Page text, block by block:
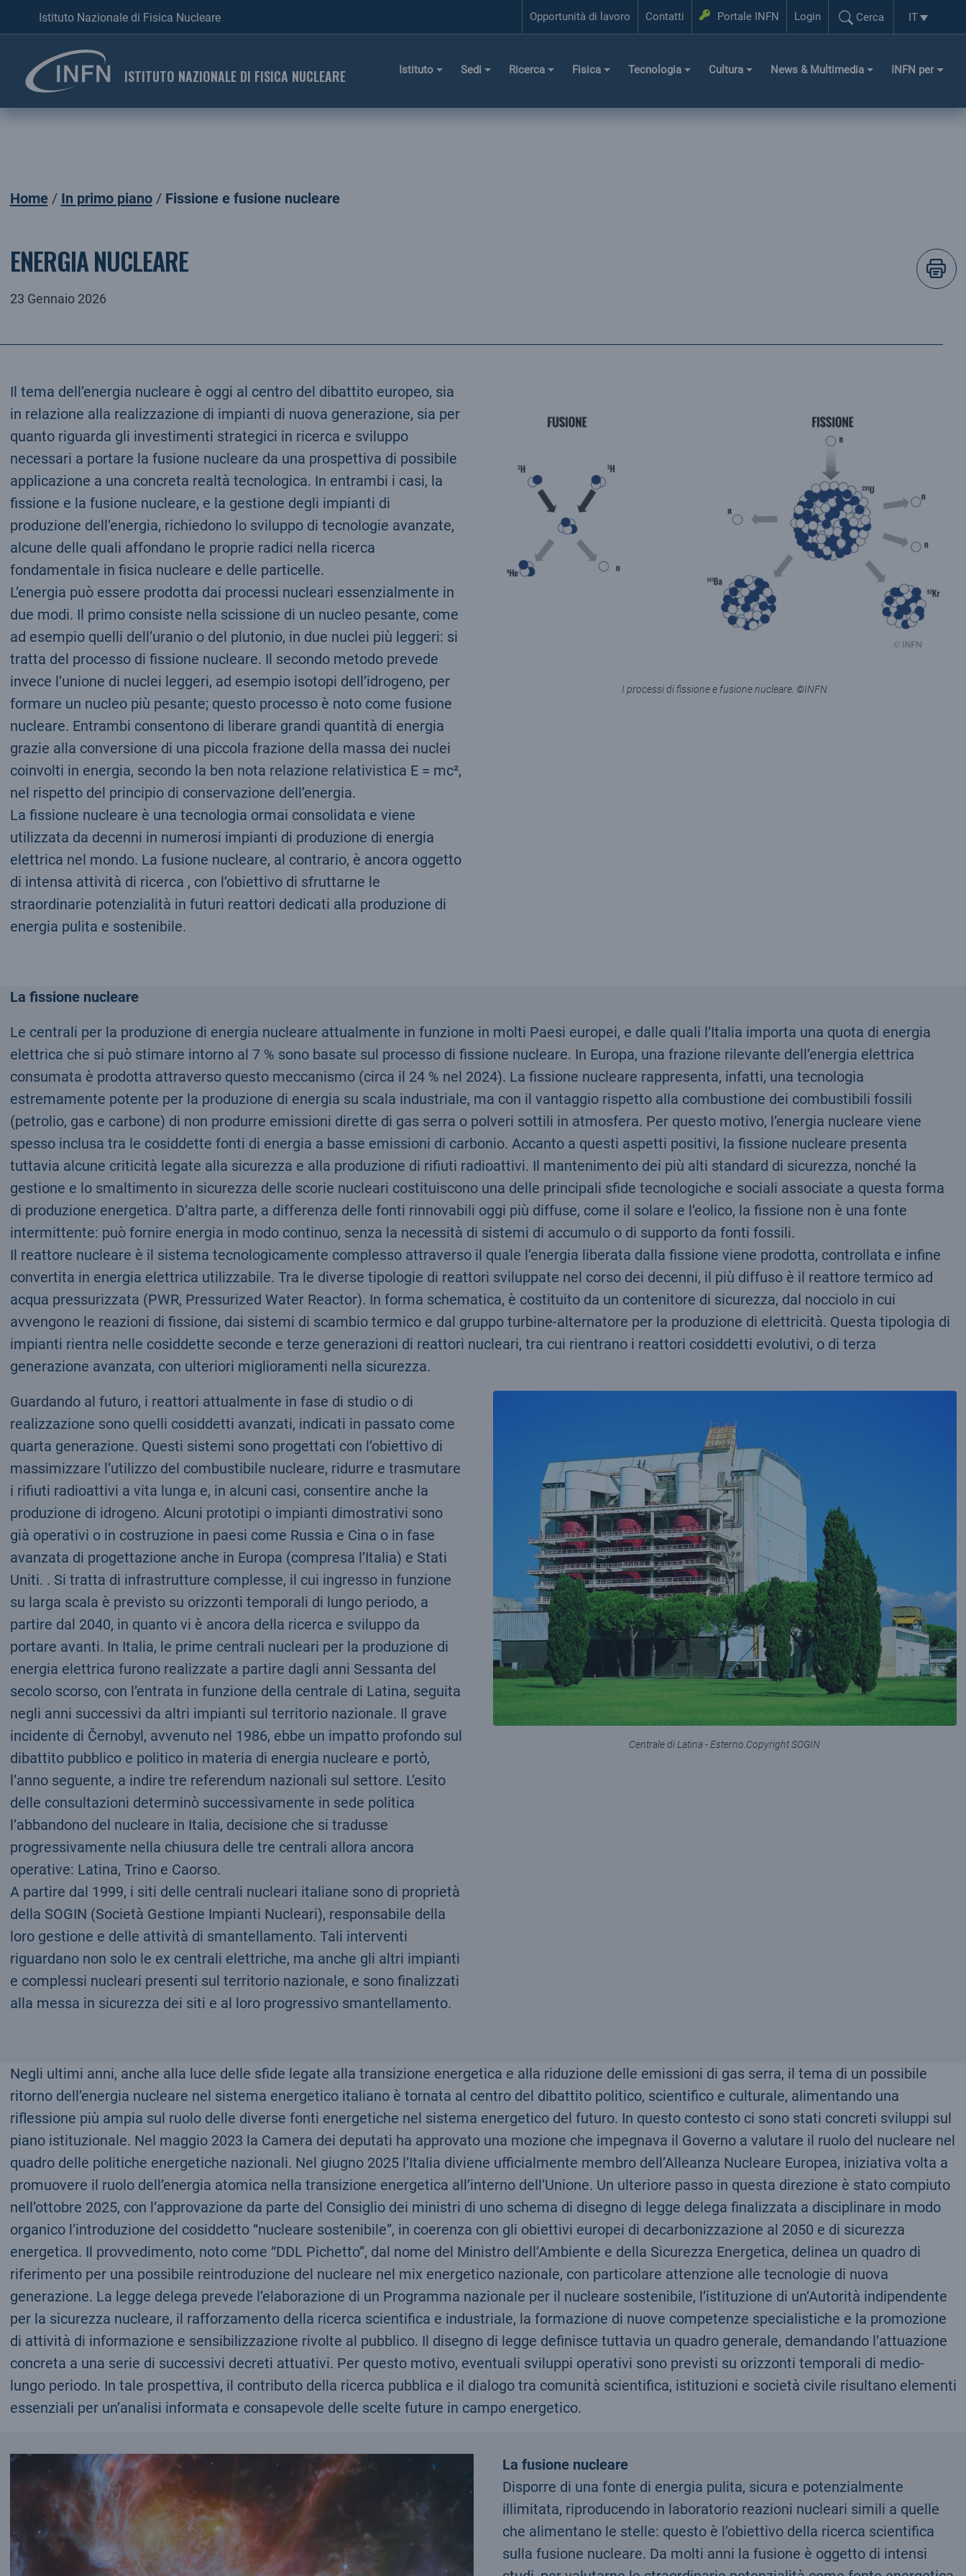
Istituto Nazionale di Fisica Nucleare Opportunità di lavoro Contatti Portale INFN Login
Login
Cerca
Cerca...
Selezione
IT
ISTITUTO NAZIONALE DI FISICA NUCLEARE Istituto Sedi Ricerca Fisica Tecnologia Cultura News & Multimedia INFN per
Home In primo piano Fissione e fusione nucleare
ENERGIA NUCLEARE
23 Gennaio 2026
Il tema dell’energia nucleare è oggi al centro del dibattito europeo, sia
in relazione alla realizzazione di impianti di nuova generazione, sia per
quanto riguarda gli investimenti strategici in ricerca e sviluppo
necessari a portare la fusione nucleare da una prospettiva di possibile
applicazione a una concreta realtà tecnologica. In entrambi i casi, la
fissione e la fusione nucleare, e la gestione degli impianti di
produzione dell’energia, richiedono lo sviluppo di tecnologie avanzate,
alcune delle quali affondano le proprie radici nella ricerca
fondamentale in fisica nucleare e delle particelle.
L’energia può essere prodotta dai processi nucleari essenzialmente in
due modi. Il primo consiste nella scissione di un nucleo pesante, come
ad esempio quelli dell’uranio o del plutonio, in due nuclei più leggeri: si
tratta del processo di fissione nucleare. Il secondo metodo prevede
invece l’unione di nuclei leggeri, ad esempio isotopi dell’idrogeno, per
formare un nucleo più pesante; questo processo è noto come fusione
nucleare. Entrambi consentono di liberare grandi quantità di energia
grazie alla conversione di una piccola frazione della massa dei nuclei
coinvolti in energia, secondo la ben nota relazione relativistica E = mc²,
nel rispetto del principio di conservazione dell’energia.
La fissione nucleare è una tecnologia ormai consolidata e viene
utilizzata da decenni in numerosi impianti di produzione di energia
elettrica nel mondo. La fusione nucleare, al contrario, è ancora oggetto
di intensa attività di ricerca , con l’obiettivo di sfruttarne le
straordinarie potenzialità in futuri reattori dedicati alla produzione di
energia pulita e sostenibile.
I processi di fissione e fusione nucleare. ©INFN
La fissione nucleare
Le centrali per la produzione di energia nucleare attualmente in funzione in molti Paesi europei, e dalle quali l’Italia importa una quota di energia
elettrica che si può stimare intorno al 7 % sono basate sul processo di fissione nucleare. In Europa, una frazione rilevante dell’energia elettrica
consumata è prodotta attraverso questo meccanismo (circa il 24 % nel 2024). La fissione nucleare rappresenta, infatti, una tecnologia
estremamente potente per la produzione di energia su scala industriale, ma con il vantaggio rispetto alla combustione dei combustibili fossili
(petrolio, gas e carbone) di non produrre emissioni dirette di gas serra o polveri sottili in atmosfera. Per questo motivo, l’energia nucleare viene
spesso inclusa tra le cosiddette fonti di energia a basse emissioni di carbonio. Accanto a questi aspetti positivi, la fissione nucleare presenta
tuttavia alcune criticità legate alla sicurezza e alla produzione di rifiuti radioattivi. Il mantenimento dei più alti standard di sicurezza, nonché la
gestione e lo smaltimento in sicurezza delle scorie nucleari costituiscono una delle principali sfide tecnologiche e sociali associate a questa forma
di produzione energetica. D’altra parte, a differenza delle fonti rinnovabili oggi più diffuse, come il solare e l’eolico, la fissione non è una fonte
intermittente: può fornire energia in modo continuo, senza la necessità di sistemi di accumulo o di supporto da fonti fossili.
Il reattore nucleare è il sistema tecnologicamente complesso attraverso il quale l’energia liberata dalla fissione viene prodotta, controllata e infine
convertita in energia elettrica utilizzabile. Tra le diverse tipologie di reattori sviluppate nel corso dei decenni, il più diffuso è il reattore termico ad
acqua pressurizzata (PWR, Pressurized Water Reactor). In forma schematica, è costituito da un contenitore di sicurezza, dal nocciolo in cui
avvengono le reazioni di fissione, dai sistemi di scambio termico e dal gruppo turbine-alternatore per la produzione di elettricità. Questa tipologia di
impianti rientra nelle cosiddette seconde e terze generazioni di reattori nucleari, tra cui rientrano i reattori cosiddetti evolutivi, o di terza
generazione avanzata, con ulteriori miglioramenti nella sicurezza.
Guardando al futuro, i reattori attualmente in fase di studio o di
realizzazione sono quelli cosiddetti avanzati, indicati in passato come
quarta generazione. Questi sistemi sono progettati con l’obiettivo di
massimizzare l’utilizzo del combustibile nucleare, ridurre e trasmutare
i rifiuti radioattivi a vita lunga e, in alcuni casi, consentire anche la
produzione di idrogeno. Alcuni prototipi o impianti dimostrativi sono
già operativi o in costruzione in paesi come Russia e Cina o in fase
avanzata di progettazione anche in Europa (compresa l’Italia) e Stati
Uniti. . Si tratta di infrastrutture complesse, il cui ingresso in funzione
su larga scala è previsto su orizzonti temporali di lungo periodo, a
partire dal 2040, in quanto vi è ancora della ricerca e sviluppo da
portare avanti. In Italia, le prime centrali nucleari per la produzione di
energia elettrica furono realizzate a partire dagli anni Sessanta del
secolo scorso, con l’entrata in funzione della centrale di Latina, seguita
negli anni successivi da altri impianti sul territorio nazionale. Il grave
incidente di Černobyl, avvenuto nel 1986, ebbe un impatto profondo sul
dibattito pubblico e politico in materia di energia nucleare e portò,
l’anno seguente, a indire tre referendum nazionali sul settore. L’esito
delle consultazioni determinò successivamente in sede politica
l’abbandono del nucleare in Italia, decisione che si tradusse
progressivamente nella chiusura delle tre centrali allora ancora
operative: Latina, Trino e Caorso.
A partire dal 1999, i siti delle centrali nucleari italiane sono di proprietà
della SOGIN (Società Gestione Impianti Nucleari), responsabile della
loro gestione e delle attività di smantellamento. Tali interventi
riguardano non solo le ex centrali elettriche, ma anche gli altri impianti
e complessi nucleari presenti sul territorio nazionale, e sono finalizzati
alla messa in sicurezza dei siti e al loro progressivo smantellamento.
Centrale di Latina - Esterno.Copyright SOGIN
Negli ultimi anni, anche alla luce delle sfide legate alla transizione energetica e alla riduzione delle emissioni di gas serra, il tema di un possibile
ritorno dell’energia nucleare nel sistema energetico italiano è tornata al centro del dibattito politico, scientifico e culturale, alimentando una
riflessione più ampia sul ruolo delle diverse fonti energetiche nel sistema energetico del futuro. In questo contesto ci sono stati concreti sviluppi sul
piano istituzionale. Nel maggio 2023 la Camera dei deputati ha approvato una mozione che impegnava il Governo a valutare il ruolo del nucleare nel
quadro delle politiche energetiche nazionali. Nel giugno 2025 l’Italia diviene ufficialmente membro dell’Alleanza Nucleare Europea, iniziativa volta a
promuovere il ruolo dell’energia atomica nella transizione energetica all’interno dell’Unione. Un ulteriore passo in questa direzione è stato compiuto
nell’ottobre 2025, con l’approvazione da parte del Consiglio dei ministri di uno schema di disegno di legge delega finalizzata a disciplinare in modo
organico l’introduzione del cosiddetto “nucleare sostenibile”, in coerenza con gli obiettivi europei di decarbonizzazione al 2050 e di sicurezza
energetica. Il provvedimento, noto come “DDL Pichetto”, dal nome del Ministro dell’Ambiente e della Sicurezza Energetica, delinea un quadro di
riferimento per una possibile reintroduzione del nucleare nel mix energetico nazionale, con particolare attenzione alle tecnologie di nuova
generazione. La legge delega prevede l’elaborazione di un Programma nazionale per il nucleare sostenibile, l’istituzione di un’Autorità indipendente
per la sicurezza nucleare, il rafforzamento della ricerca scientifica e industriale, la formazione di nuove competenze specialistiche e la promozione
di attività di informazione e sensibilizzazione rivolte al pubblico. Il disegno di legge definisce tuttavia un quadro generale, demandando l’attuazione
concreta a una serie di successivi decreti attuativi. Per questo motivo, eventuali sviluppi operativi sono previsti su orizzonti temporali di medio-
lungo periodo. In tale prospettiva, il contributo della ricerca pubblica e il dialogo tra comunità scientifica, istituzioni e società civile risultano elementi
essenziali per un’analisi informata e consapevole delle scelte future in campo energetico.
La fusione nucleare
Disporre di una fonte di energia pulita, sicura e potenzialmente
illimitata, riproducendo in laboratorio reazioni nucleari simili a quelle
che alimentano le stelle: questo è l’obiettivo della ricerca scientifica
sulla fusione nucleare. Da molti anni la fusione è oggetto di intensi